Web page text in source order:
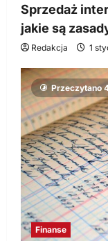
Sprzedaż
jakie są
Redakcja 1
Przeczytano
Finanse